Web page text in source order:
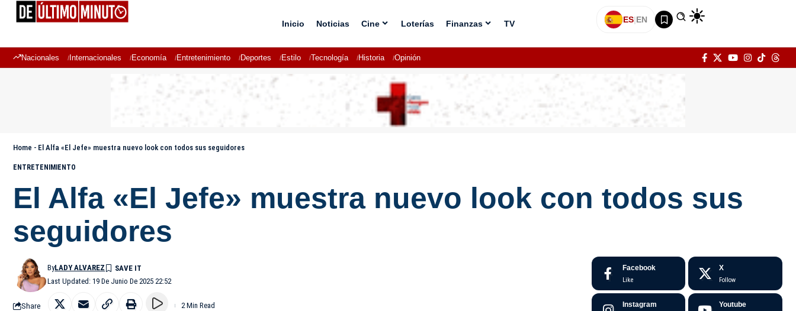
Inicio Noticias Cine Loterías Finanzas TV ES|EN
Nacionales Internacionales Economía Entretenimiento Deportes Estilo Tecnología Historia Opinión
Home - El Alfa «El Jefe» muestra nuevo look con todos sus seguidores
ENTRETENIMIENTO
El Alfa «El Jefe» muestra nuevo look con todos sus
seguidores
Last Updated: 19 De Junio De 2025 22:52
ByLADY ALVAREZ
Share 2 Min Read
Facebook
Like
X
Follow
Instagram Youtube